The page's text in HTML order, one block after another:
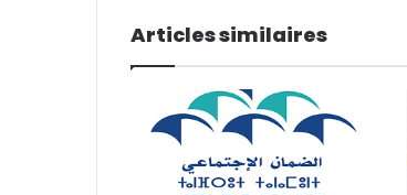
Articles similaires